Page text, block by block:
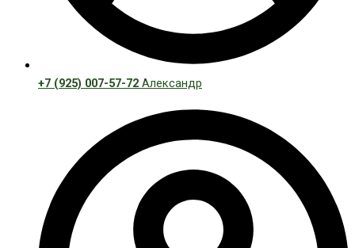
+7 (925) 007-57-72 Александр